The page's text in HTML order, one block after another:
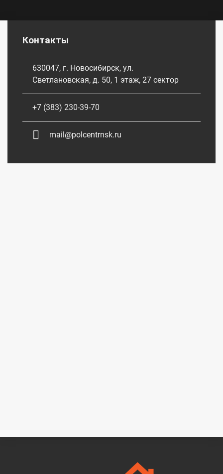
Контакты
630047, г. Новосибирск, ул.
Светлановская, д. 50, 1 этаж, 27 сектор
+7 (383) 230-39-70
mail@polcentrnsk.ru